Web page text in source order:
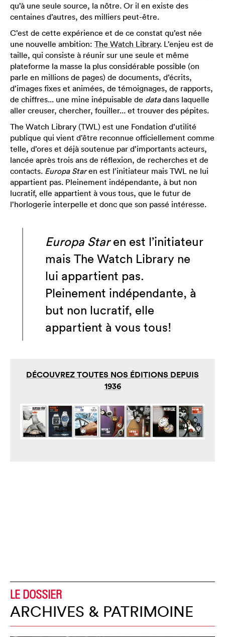
qu’à une seule source, la nôtre. Or il en existe des
centaines d’autres, des milliers peut-être.
C’est de cette expérience et de ce constat qu’est née
une nouvelle ambition: The Watch Library. L’enjeu est de
taille, qui consiste à réunir sur une seule et même
plateforme la masse la plus considérable possible (on
parle en millions de pages) de documents, d’écrits,
d’images fixes et animées, de témoignages, de rapports,
de chiffres... une mine inépuisable de datadans laquelle
aller creuser, chercher, fouiller... et trouver des pépites.
The Watch Library (TWL) est une Fondation d’utilité
publique qui vient d’être reconnue officiellement comme
telle, d’ores et déjà soutenue par d’importants acteurs,
lancée après trois ans de réflexion, de recherches et de
contacts. Europa Staren est l’initiateur mais TWL ne lui
appartient pas. Pleinement indépendante, à but non
lucratif, elle appartient à vous tous, que le futur de
l’horlogerie interpelle et donc que son passé intéresse.
Europa Staren est l’initiateur
mais The Watch Library ne
lui appartient pas.
Pleinement indépendante, à
but non lucratif, elle
appartient à vous tous!
DÉCOUVREZ TOUTES NOS ÉDITIONS DEPUIS
1936
LE DOSSIER
ARCHIVES & PATRIMOINE